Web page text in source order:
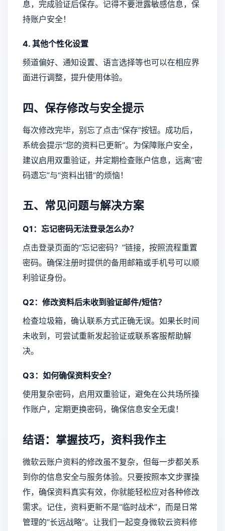
息，完成验证后保存。记得不要泄露敏感信息，保
持账户安全！
4. 其他个性化设置
频道偏好、通知设置、语言选择等也可以在相应界
面进行调整，提升使用体验。
四、保存修改与安全提示
每次修改完毕，别忘了点击“保存”按钮。成功后，
系统会提示“您的资料已更新”。为保障账户安全，
建议启用双重验证，并定期检查账户信息，远离“密
码遗忘”与“资料出错”的烦恼！
五、常见问题与解决方案
Q1：忘记密码无法登录怎么办？
点击登录页面的“忘记密码？”链接，按照流程重置
密码。确保注册时提供的备用邮箱或手机号可以顺
利验证身份。
Q2：修改资料后未收到验证邮件/短信？
检查垃圾箱，确认联系方式正确无误。如果长时间
未收到，可尝试重新发起验证或联系客服帮助解
决。
Q3：如何确保资料安全？
使用复杂密码，启用双重验证，避免在公共场所操
作账户，定期更换密码，确保信息安全无虞！
结语：掌握技巧，资料我作主
微软云账户资料的修改虽不复杂，但每一步都关系
到你的信息安全与服务体验。只要按照本文步骤操
作，确保资料真实有效，你就能轻松应对各种修改
需求。记住，资料更新不是“临时战术”，而是日常
管理的“长远战略”。让我们一起变身微软云资料修